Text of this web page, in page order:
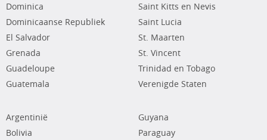
Dominica
Dominicaanse Republiek
El Salvador
Grenada
Guadeloupe
Guatemala
Saint Kitts en Nevis
Saint Lucia
St. Maarten
St. Vincent
Trinidad en Tobago
Verenigde Staten
Argentinië
Bolivia
Guyana
Paraguay